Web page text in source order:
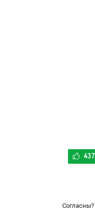
437
Согласны?